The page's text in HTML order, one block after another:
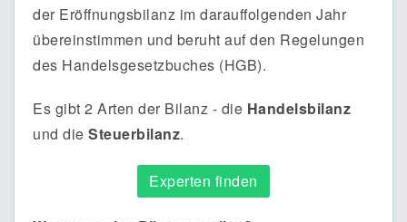
der Eröffnungsbilanz im darauffolgenden Jahr
übereinstimmen und beruht auf den Regelungen
des Handelsgesetzbuches (HGB).
Es gibt 2 Arten der Bilanz - die Handelsbilanz
und die Steuerbilanz.
Experten finden